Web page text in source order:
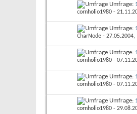
Umfrage:
cornholio1980 -
Umfrage:
CharNode - 27.05.2004,
Umfrage:
cornholio1980 -
Umfrage:
cornholio1980 -
Umfrage:
cornholio1980 -